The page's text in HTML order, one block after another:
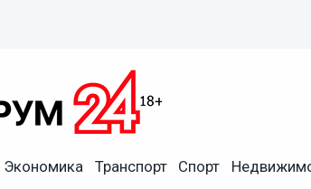
Экономика Транспорт Спорт
в